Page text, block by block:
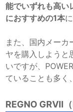
能でいずれも高い
におすすめの1本
また、国内メーカ
ヤを購入しようと
いですが、
ていることも多く
REGNO GRVII